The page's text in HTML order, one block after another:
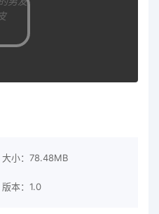
大小：78.48MB
版本：1.0